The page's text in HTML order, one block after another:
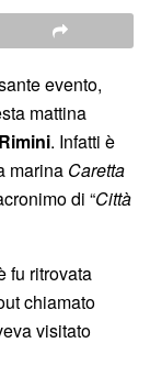
evento,
mattina
. Infatti è
marina Caretta
di “Città
fu ritrovata
chiamato
visitato